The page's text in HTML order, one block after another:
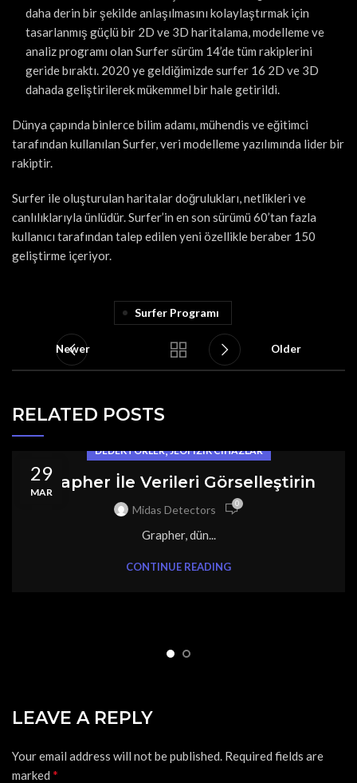
daha derin bir şekilde anlaşılmasını kolaylaştırmak için
tasarlanmış güçlü bir 2D ve 3D haritalama, modelleme ve
analiz programı olan Surfer sürüm 14’de tüm rakiplerini
geride bıraktı. 2020 ye geldiğimizde surfer 16 2D ve 3D
dahada geliştirilerek mükemmel bir hale getirildi.
Dünya çapında binlerce bilim adamı, mühendis ve eğitimci
tarafından kullanılan Surfer, veri modelleme yazılımında lider bir
rakiptir.
Surfer ile oluşturulan haritalar doğrulukları, netlikleri ve
canlılıklarıyla ünlüdür. Surfer’in en son sürümü 60’tan fazla
kullanıcı tarafından talep edilen yeni özellikle beraber 150
geliştirme içeriyor.
Surfer Programı
Newer Older
RELATED POSTS
29
MAR
DEDEKTÖRLER,JEOFIZIK CIHAZLAR
Grapher İle Verileri Görselleştirin
Midas Detectors 0
Grapher, dün...
CONTINUE READING
LEAVE A REPLY
Your email address will not be published. Required fields are
marked *